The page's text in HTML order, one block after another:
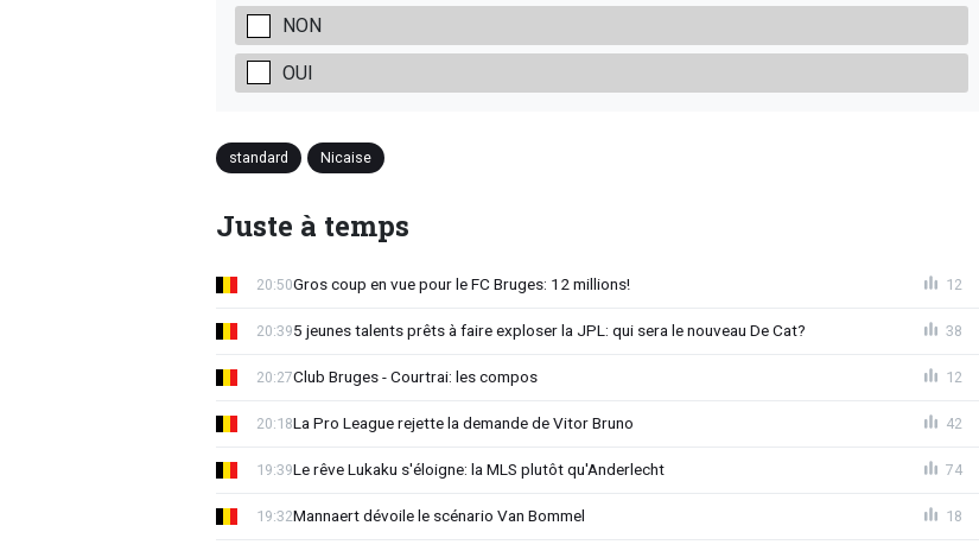
NON
OUI
standard Nicaise
Juste à temps
Gros coup en vue pour le FC Bruges: 12 millions!
20:50 12
5 jeunes talents prêts à faire exploser la JPL: qui sera le nouveau De Cat?
20:39 38
Club Bruges - Courtrai: les compos
20:27 12
La Pro League rejette la demande de Vitor Bruno
20:18 42
Le rêve Lukaku s'éloigne: la MLS plutôt qu'Anderlecht
19:39 74
Mannaert dévoile le scénario Van Bommel
19:32 18